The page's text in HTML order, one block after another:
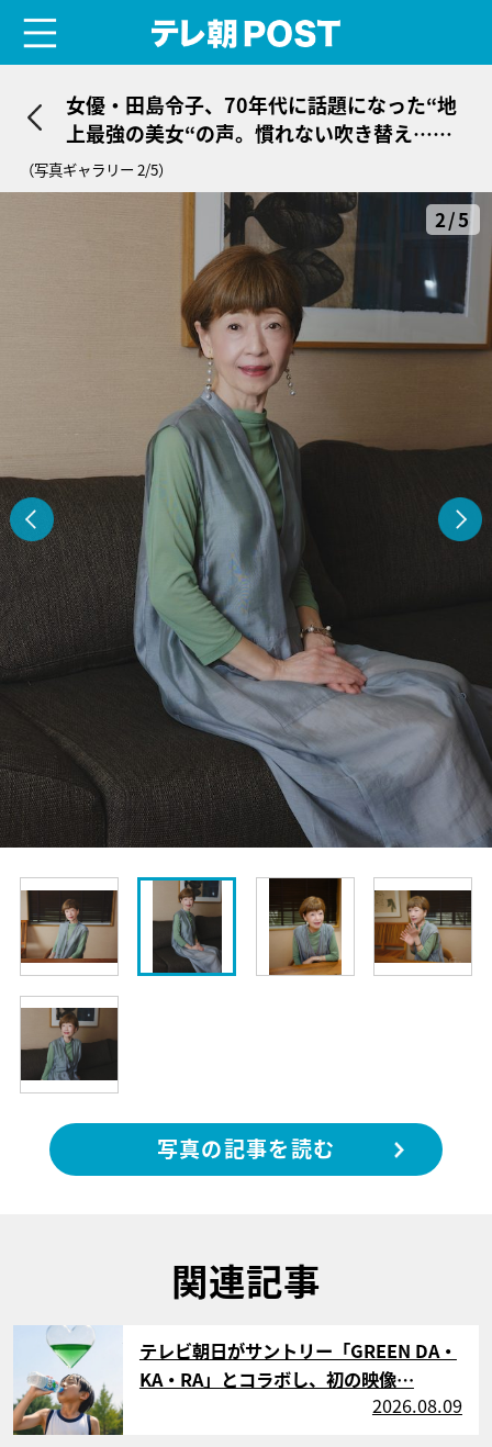
女優・田島令子、70年代に話題になった“地
上最強の美女“の声。慣れない吹き替え…最
初は「令子ちゃん、マイクの前でしゃべるん
ですよ」
（写真ギャラリー 2/5）
2/5
写真の記事を読む
関連記事
テレビ朝日がサントリー「GREEN DA・
KA・RA」とコラボし、初の映像…
2026.08.09